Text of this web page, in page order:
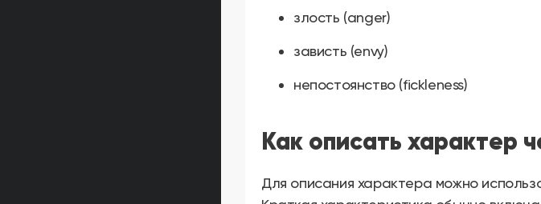
злость (anger)
зависть (envy)
непостоянство (fickleness)
Как описать характер
Для описания характера можно